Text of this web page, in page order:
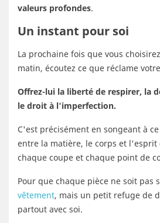
valeurs profondes.
Un instant pour soi
La prochaine fois que vous
matin, écoutez ce que réclame
Offrez-lui la liberté de respirer, la
le droit à l'imperfection.
C'est précisément en songeant à
entre la matière, le corps et
chaque coupe et chaque point de
Pour que chaque pièce ne soit pas
vêtement, mais un petit refuge de
partout avec soi.